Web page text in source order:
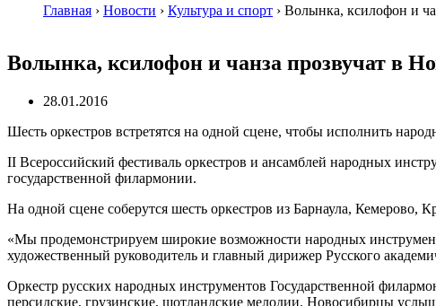
Главная › Новости › Культура и спорт › Волынка, ксилофон и
Волынка, ксилофон и чанза прозвучат в
28.01.2016
Шесть оркестров встретятся на одной сцене, чтобы исполнить
II Всероссийский фестиваль оркестров и ансамблей народных
государственной филармонии.
На одной сцене соберутся шесть оркестров из Барнаула, Кемерово,
«Мы продемонстрируем широкие возможности народных
художественный руководитель и главный дирижер Русского
Оркестр русских народных инструментов Государственной
персидские, грузинские, шотландские мелодии. Новосибирцы